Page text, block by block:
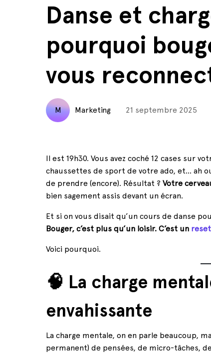
Danse et
pourquoi
vous
M Marketing 21 septembre 2025
Il est 19h30. Vous avez coché 12 cases sur
chaussettes de sport de votre ado, et… ah
de prendre (encore). Résultat ? Votre
bien sagement assis devant un écran.
Et si on vous disait qu’un cours de danse
Bouger, c’est plus qu’un loisir. C’est un reset
Voici pourquoi.
🧠 La charge
envahissante
La charge mentale, on en parle beaucoup,
permanent) de pensées, de micro-tâches,